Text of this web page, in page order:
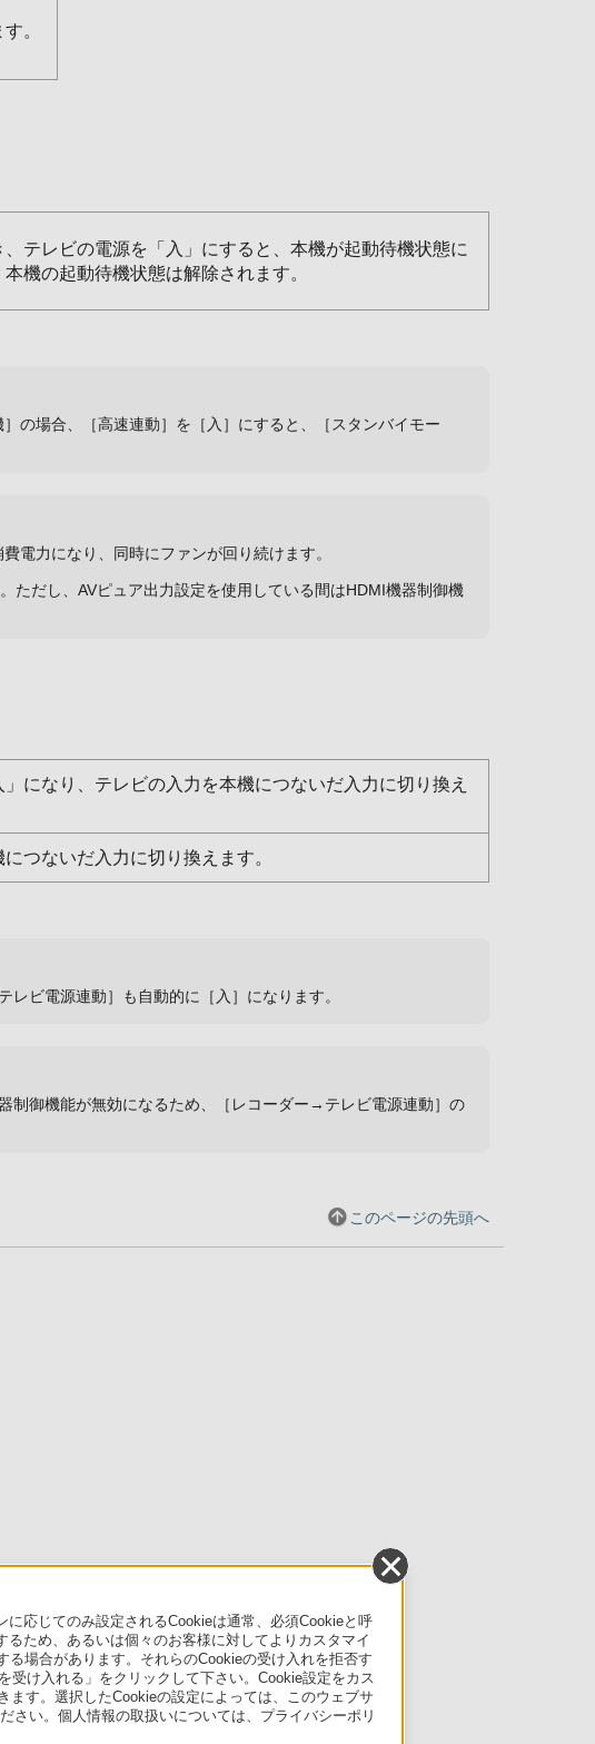
。
テレビの電源を「入」にすると、本機が起動待機状態に
機の起動待機状態は解除されます。
の場合、［高速連動］を［入］にすると、［スタンバイモー
電力になり、同時にファンが回り続けます。
ただし、AVピュア出力設定を使用している間はHDMI機器制御機
になり、テレビの入力を本機につないだ入力に切り換え
つないだ入力に切り換えます。
ビ電源連動］も自動的に［入］になります。
制御機能が無効になるため、［レコーダー→テレビ電源連動］の
このページの先頭へ
応じてのみ設定されるCookieは通常、必須Cookieと呼
ため、あるいは個々のお客様に対してよりカスタマイ
場合があります。それらのCookieの受け入れを拒否す
受け入れる」をクリックして下さい。Cookie設定をカス
す。選択したCookieの設定によっては、このウェブサ
さい。個人情報の取扱いについては、プライバシーポリ